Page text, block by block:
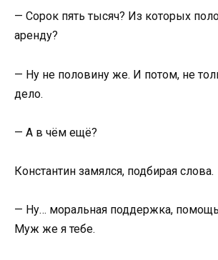
— Сорок пять тысяч? Из которых
аренду?
— Ну не половину же. И потом, не
дело.
— А в чём ещё?
Константин замялся, подбирая слова.
— Ну… моральная поддержка, помощь
Муж же я тебе.